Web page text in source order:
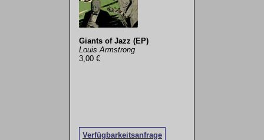
Giants of Jazz (EP)
Louis Armstrong
3,00 €
Verfügbarkeitsanfrage